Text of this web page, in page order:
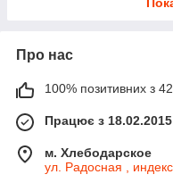
Про нас
100% позитивних з 42
Працює з 18.02.2015
м. Хлебодарское
ул. Радосная ,